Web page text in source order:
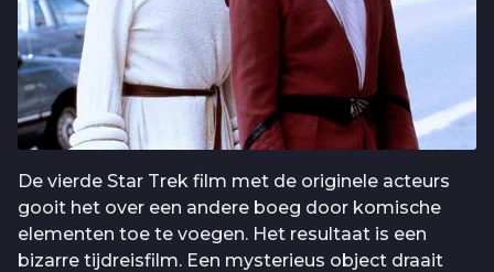
De vierde Star Trek film met de originele acteurs
gooit het over een andere boeg door komische
elementen toe te voegen. Het resultaat is een
bizarre tijdreisfilm. Een mysterieus object draait